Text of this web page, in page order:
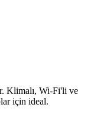
Klimalı, Wi-Fi'li ve
için ideal.